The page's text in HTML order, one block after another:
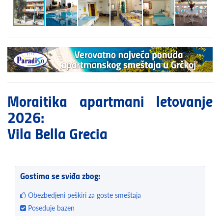
Moraitika apartmani letovanje
2026:
Vila Bella Grecia
Gostima se sviđa zbog:
Obezbedjeni peškiri za goste smeštaja
Poseduje bazen